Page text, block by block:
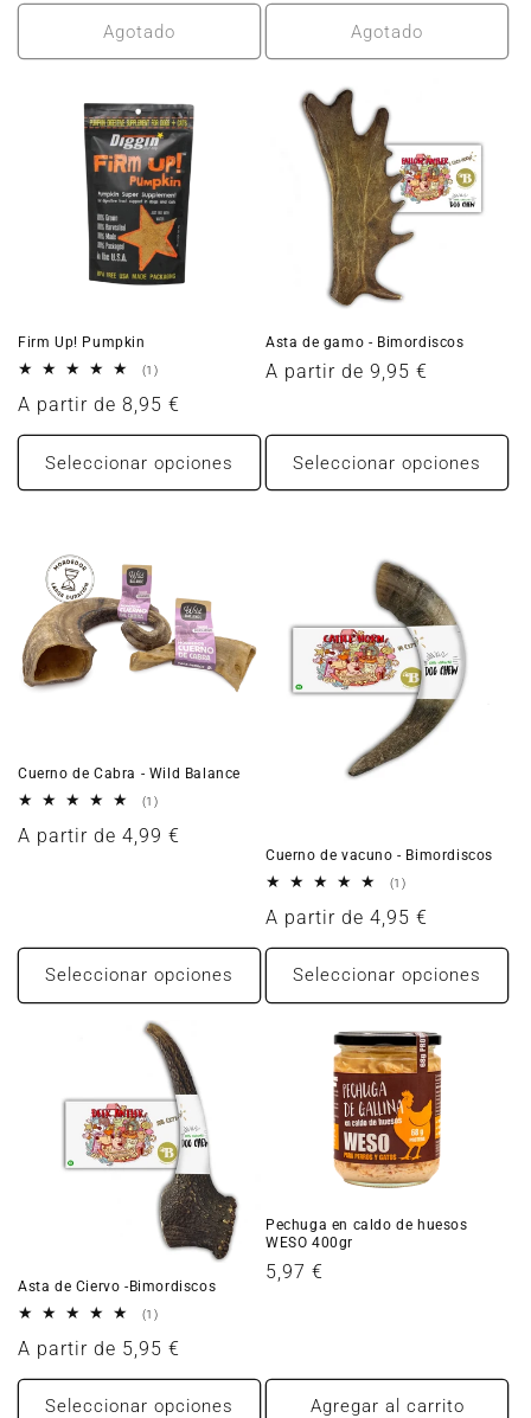
Agotado Agotado
Firm Up! Pumpkin
(1)1
totales
Precio
habitual
A partir de 8,95 €
Seleccionar opciones
Asta de gamo - Bimordiscos
Precio
A partir de 9,95 €
Seleccionar opciones
Cuerno de Cabra - Wild Balance
(1)1
totales
Precio
A partir de 4,99 €
Seleccionar opciones
Cuerno de vacuno - Bimordiscos
(1)1
totales
Precio
habitual
A partir de 4,95 €
Seleccionar opciones
Asta de Ciervo -Bimordiscos
(1)1
totales
Precio
habitual
A partir de 5,95 €
Seleccionar opciones
Pechuga en caldo de huesos
WESO 400gr
Precio
5,97 €
Agregar al carrito